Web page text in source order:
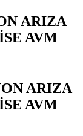
ARIZA
AVM
ARIZA
AVM